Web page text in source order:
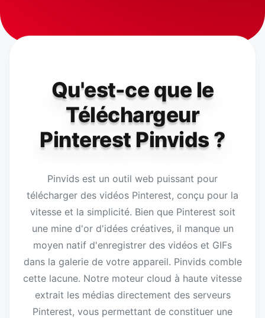
Qu'est-ce que le
Téléchargeur
Pinterest Pinvids ?
Pinvids est un outil web puissant pour
télécharger des vidéos Pinterest, conçu pour la
vitesse et la simplicité. Bien que Pinterest soit
une mine d'or d'idées créatives, il manque un
moyen natif d'enregistrer des vidéos et GIFs
dans la galerie de votre appareil. Pinvids comble
cette lacune. Notre moteur cloud à haute vitesse
extrait les médias directement des serveurs
Pinterest, vous permettant de constituer une